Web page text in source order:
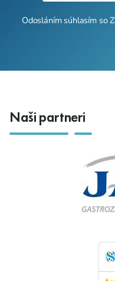
Odosláním súhlasím so
Naši partneri